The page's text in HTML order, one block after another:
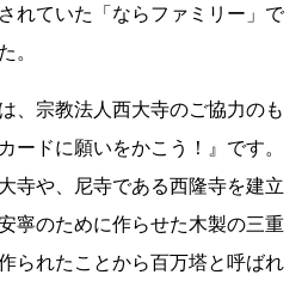
れていた「ならファミリー」で
。
、宗教法人西大寺のご協力のも
ードに願いをかこう！』です。
寺や、尼寺である西隆寺を建立
寧のために作らせた木製の三重
られたことから百万塔と呼ばれ